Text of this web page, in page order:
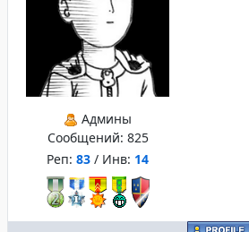
Админы
Сообщений: 825
Реп: 83 / Инв: 14